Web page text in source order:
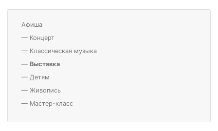
Афиша
— Концерт
— Классическая музыка
— Выставка
— Детям
— Живопись
— Мастер-класс